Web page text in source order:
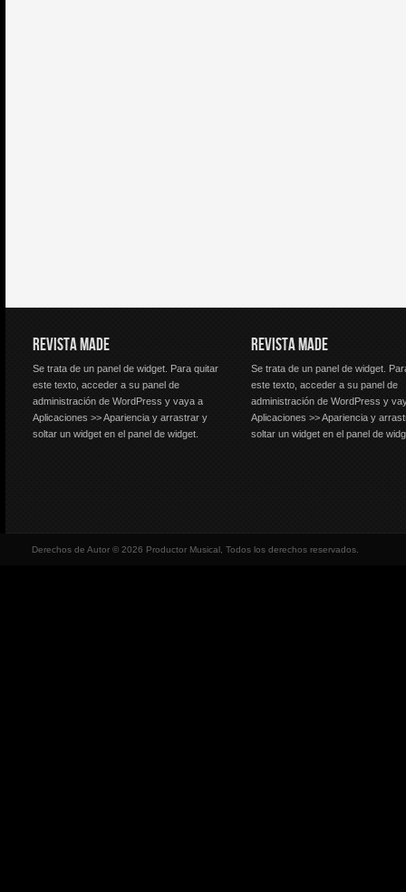
REVISTA MADE
Se trata de un panel de widget. Para quitar
este texto, acceder a su panel de
administración de WordPress y vaya a
Aplicaciones >> Apariencia y arrastrar y
soltar un widget en el panel de widget.
REVISTA MADE
Se trata de un panel de widget.
este texto, acceder a su panel de
administración de WordPress y
Aplicaciones >> Apariencia y
soltar un widget en el panel de
Derechos de Autor © 2026 Productor Musical, Todos los derechos reservados.